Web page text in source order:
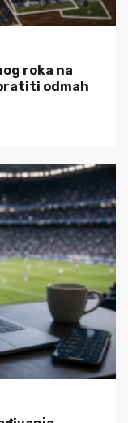
roka na
odmah